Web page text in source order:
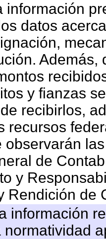
información
datos
y fianzas
recibirlos,
recursos
observarán
de
y
Rendición de
información
normatividad